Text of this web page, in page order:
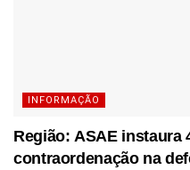
INFORMAÇÃO
Região: ASAE instaura
contraordenação na